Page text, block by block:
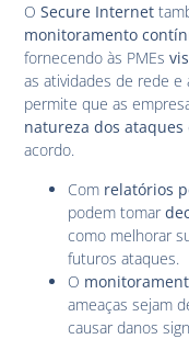
OSecure Internet
monitoramento
fornecendo às PMEs
as atividades de rede
permite que as
natureza dos ataques
acordo.
Com relatórios
podem tomar
como melhorar
futuros ataques.
O
ameaças sejam
causar danos